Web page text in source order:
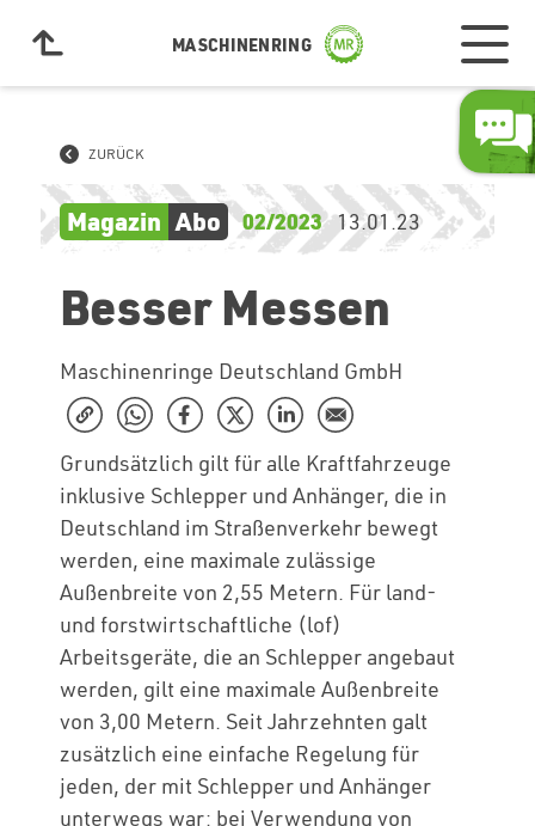
MASCHINENRING
ZURÜCK
Magazin Abo 02/2023 13.01.23
Besser Messen
Maschinenringe Deutschland GmbH
Grundsätzlich gilt für alle Kraftfahrzeuge
inklusive Schlepper und Anhänger, die in
Deutschland im Straßenverkehr bewegt
werden, eine maximale zulässige
Außenbreite von 2,55 Metern. Für land-
und forstwirtschaftliche (lof)
Arbeitsgeräte, die an Schlepper angebaut
werden, gilt eine maximale Außenbreite
von 3,00 Metern. Seit Jahrzehnten galt
zusätzlich eine einfache Regelung für
jeden, der mit Schlepper und Anhänger
unterwegs war: bei Verwendung von